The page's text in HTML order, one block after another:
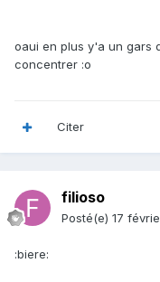
oaui en plus y'a un gars
concentrer :o
Citer
filioso
Posté(e) 17
:biere: